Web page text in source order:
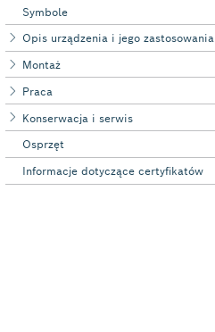
Symbole
Opis urządzenia i jego zastosowania
Montaż
Praca
Konserwacja i serwis
Osprzęt
Informacje dotyczące certyfikatów